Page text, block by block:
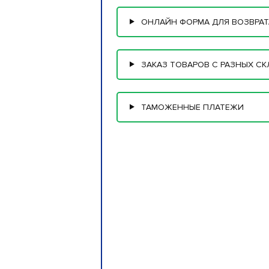
ОНЛАЙН ФОРМА ДЛЯ
ЗАКАЗ ТОВАРОВ С РАЗНЫХ
ТАМОЖЕННЫЕ ПЛАТЕЖИ